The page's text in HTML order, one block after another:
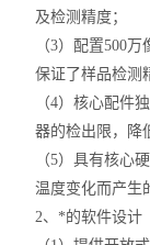
及检测精度；
（3）配置500
保证了样品检测
（4）核心配件
器的检出限，降
（5）具有核心
温度变化而产生
2、*的软件设计